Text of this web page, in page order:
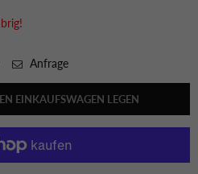
Anfrage
EINKAUFSWAGEN LEGEN